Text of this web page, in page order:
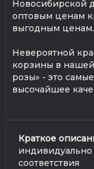
Новосибирской
оптовым ценам
выгодным ценам.
Невероятной
корзины в
розы» - это
высочайшее
Краткое
индивидуально
соответствия